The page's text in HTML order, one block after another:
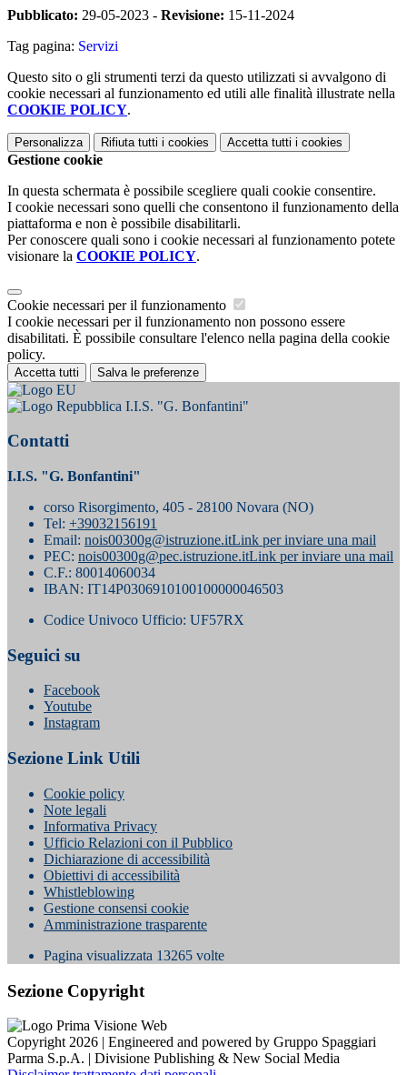
Pubblicato: 29-05-2023 - Revisione: 15-11-2024
Tag pagina: Servizi
Questo sito o gli strumenti terzi da questo utilizzati si avvalgono di
cookie necessari al funzionamento ed utili alle finalità illustrate nella
COOKIE POLICY.
Personalizza Rifiuta tutti i cookies Accetta tutti i cookies
Gestione cookie
In questa schermata è possibile scegliere quali cookie consentire.
I cookie necessari sono quelli che consentono il funzionamento della
piattaforma e non è possibile disabilitarli.
Per conoscere quali sono i cookie necessari al funzionamento potete
visionare la COOKIE POLICY.
Cookie necessari per il funzionamento
I cookie necessari per il funzionamento non possono essere
disabilitati. È possibile consultare l'elenco nella pagina della cookie
policy.
Accetta tutti Salva le preferenze
I.I.S. "G. Bonfantini"
Contatti
I.I.S. "G. Bonfantini"
corso Risorgimento, 405 - 28100 Novara (NO)
Tel: +39032156191
Email: nois00300g@istruzione.itLink per inviare una mail
PEC: nois00300g@pec.istruzione.itLink per inviare una mail
C.F.: 80014060034
IBAN: IT14P0306910100100000046503
Codice Univoco Ufficio: UF57RX
Seguici su
Facebook
Youtube
Instagram
Sezione Link Utili
Cookie policy
Note legali
Informativa Privacy
Ufficio Relazioni con il Pubblico
Dichiarazione di accessibilità
Obiettivi di accessibilità
Whistleblowing
Gestione consensi cookie
Amministrazione trasparente
Pagina visualizzata 13265 volte
Sezione Copyright
Copyright 2026 | Engineered and powered by Gruppo Spaggiari
Parma S.p.A. | Divisione Publishing & New Social Media